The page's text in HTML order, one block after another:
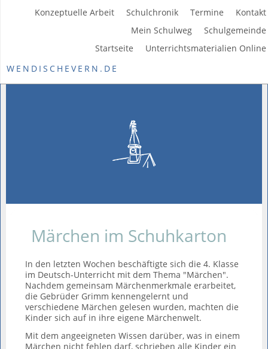
Kontakt
Termine
Schulchronik
Konzeptuelle Arbeit
Schulgemeinde
Mein Schulweg
Unterrichtsmaterialien Online
Startseite
WENDISCHEVERN.DE
Märchen im Schuhkarton
In den letzten Wochen beschäftigte sich die 4. Klasse
im Deutsch-Unterricht mit dem Thema "Märchen".
Nachdem gemeinsam Märchenmerkmale erarbeitet,
die Gebrüder Grimm kennengelernt und
verschiedene Märchen gelesen wurden, machten die
Kinder sich auf in ihre eigene Märchenwelt.
Mit dem angeeigneten Wissen darüber, was in einem
Märchen nicht fehlen darf, schrieben alle Kinder ein